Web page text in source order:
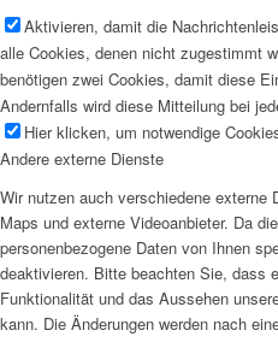
Aktivieren, damit die
alle Cookies, denen nicht zugestimmt
benötigen zwei Cookies, damit diese
Andernfalls wird diese Mitteilung bei
Hier klicken, um notwendige
Andere externe Dienste
Wir nutzen auch verschiedene externe
Maps und externe Videoanbieter. Da
personenbezogene Daten von Ihnen
deaktivieren. Bitte beachten Sie, dass
Funktionalität und das Aussehen
kann. Die Änderungen werden nach